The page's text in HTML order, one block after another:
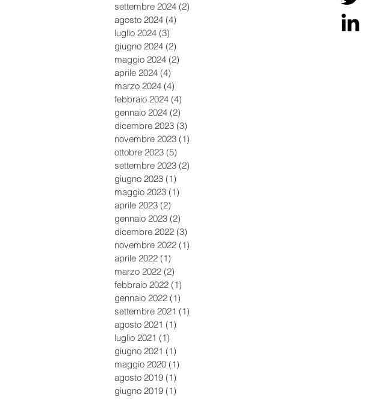
settembre 2024 (2)
agosto 2024 (4)
luglio 2024 (3)
giugno 2024 (2)
maggio 2024 (2)
aprile 2024 (4)
marzo 2024 (4)
febbraio 2024 (4)
gennaio 2024 (2)
dicembre 2023 (3)
novembre 2023 (1)
ottobre 2023 (5)
settembre 2023 (2)
giugno 2023 (1)
maggio 2023 (1)
aprile 2023 (2)
gennaio 2023 (2)
dicembre 2022 (3)
novembre 2022 (1)
aprile 2022 (1)
marzo 2022 (2)
febbraio 2022 (1)
gennaio 2022 (1)
settembre 2021 (1)
agosto 2021 (1)
luglio 2021 (1)
giugno 2021 (1)
maggio 2020 (1)
agosto 2019 (1)
giugno 2019 (1)